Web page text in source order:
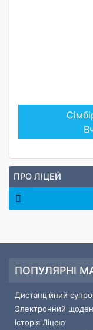
ПРО ЛІЦЕЙ
ПОПУЛЯРНІ
Дистанційний
Электронний
Історія Ліцею